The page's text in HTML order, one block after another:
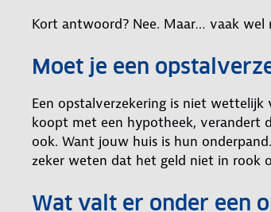
Kort antwoord? Nee. Maar… vaak wel
Moet je een
Een opstalverzekering is niet wettelijk
koopt met een hypotheek, verandert
ook. Want jouw huis is hun
zeker weten dat het geld niet in rook
Wat valt er onder een